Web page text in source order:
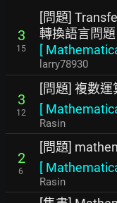
3
15
[問題]
轉換語言問題
[
larry78930
3
12
[問題] 複數
[
Rasin
2
6
[問題]
[
Rasin